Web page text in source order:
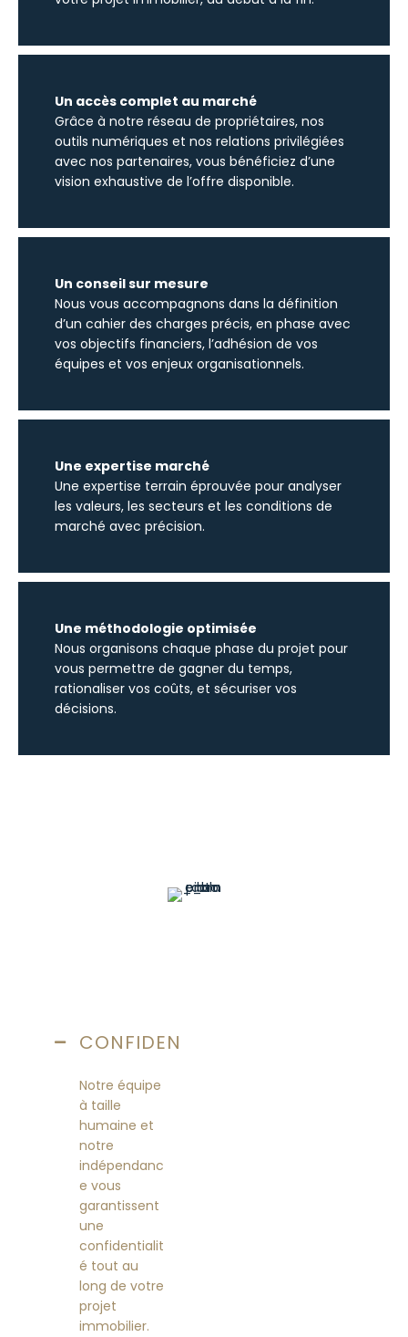
Un accès complet au marché
Grâce à notre réseau de propriétaires, nos
outils numériques et nos relations privilégiées
avec nos partenaires, vous bénéficiez d’une
vision exhaustive de l’offre disponible.
Un conseil sur mesure
Nous vous accompagnons dans la définition
d’un cahier des charges précis, en phase avec
vos objectifs financiers, l’adhésion de vos
équipes et vos enjeux organisationnels.
Une expertise marché
Une expertise terrain éprouvée pour analyser
les valeurs, les secteurs et les conditions de
marché avec précision.
Une méthodologie optimisée
Nous organisons chaque phase du projet pour
vous permettre de gagner du temps,
rationaliser vos coûts, et sécuriser vos
décisions.
CONFIDENTIALITÉ
Notre équipe
à taille
humaine et
notre
indépendanc
e vous
garantissent
une
confidentialit
é tout au
long de votre
projet
immobilier.